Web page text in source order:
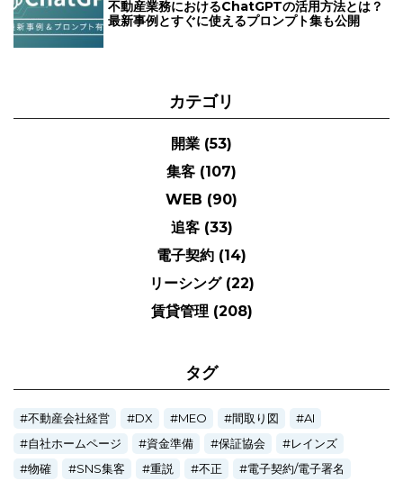
不動産業務におけるChatGPTの活用方法とは？
最新事例とすぐに使えるプロンプト集も公開
カテゴリ
開業 (53)
集客 (107)
WEB (90)
追客 (33)
電子契約 (14)
リーシング (22)
賃貸管理 (208)
タグ
不動産会社経営 DX MEO 間取り図
AI
自社ホームページ
資金準備 保証協会
レインズ
物確
SNS集客 重説 不正
電子契約/電子署名